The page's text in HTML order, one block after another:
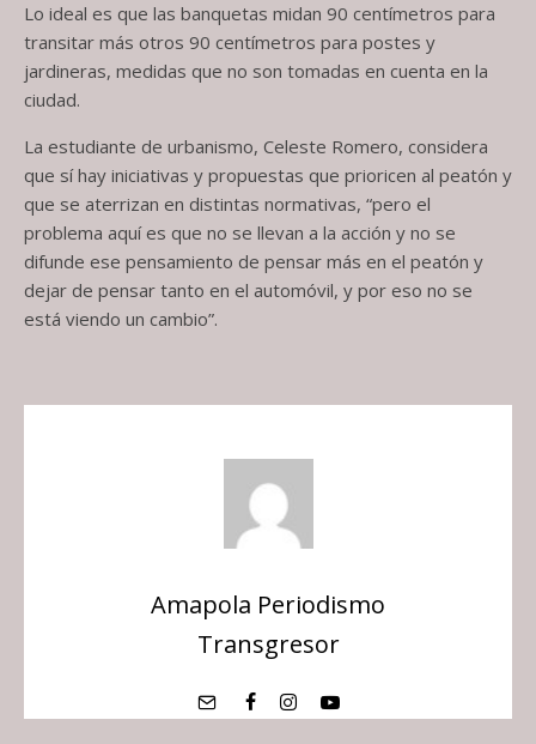
Lo ideal es que las banquetas midan 90 centímetros para
transitar más otros 90 centímetros para postes y
jardineras, medidas que no son tomadas en cuenta en la
ciudad.
La estudiante de urbanismo, Celeste Romero, considera
que sí hay iniciativas y propuestas que prioricen al peatón y
que se aterrizan en distintas normativas, “pero el
problema aquí es que no se llevan a la acción y no se
difunde ese pensamiento de pensar más en el peatón y
dejar de pensar tanto en el automóvil, y por eso no se
está viendo un cambio”.
Amapola Periodismo
Transgresor